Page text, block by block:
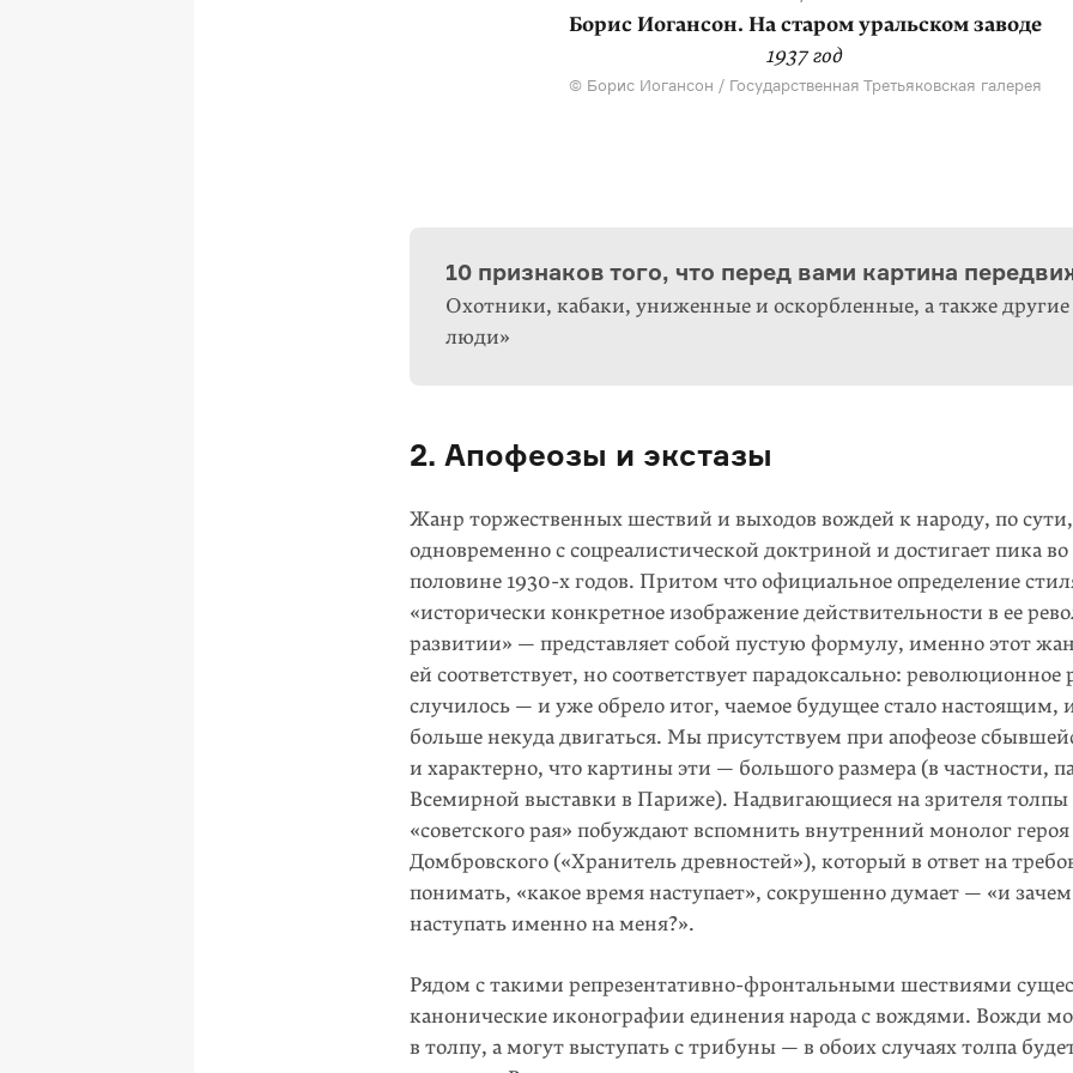
Борис Иогансон. На старом уральском заводе
1937 год
© Борис Иогансон / Государственная Третьяковская галерея
Борис Иогансон. Допрос коммунистов
1933 год
© Борис Иогансон / Государственная Третьяковская галерея
Ефим Чепцов. Среди родных
1945 год
Курская государственная картинная галерея им. А. А. Дейнеки
Федор Решетников. Опять двойка
1952 год
© Федор Решетников / Государственная Третьяковская галерея / РИА
Александр Лактионов. После операции
1965 год
© Александр Лактионов / Курская государственная картинная галерея им. А.
Александр Лактионов. В новую квартиру
1952 год
© Александр Лактионов / Донецкий областной художественный музей /
10 признаков того, что перед вами картина
Охотники, кабаки, униженные и оскорбленные, а также
люди»
2. Апофеозы и экстазы
Жанр торжественных шествий и выходов вождей к народу, по сути,
одновременно с соцреалистической доктриной и достигает пика во
половине 1930-хгодов. Притом что официальное определение
«исторически конкретное изображение действительности в ее
развитии» — представляет собой пустую формулу, именно этот
ей соответствует, но соответствует парадоксально: революционное
случилось — и уже обрело итог, чаемое будущее стало настоящим,
больше некуда двигаться. Мы присутствуем при апофеозе
и характерно, что картины эти — большого размера (в частности,
Всемирной выставки в Париже). Надвигающиеся на зрителя толпы
«советского рая» побуждают вспомнить внутренний монолог
Домбровского («Хранитель древностей»), который в ответ на
понимать, «какое время наступает», сокрушенно думает — «и
наступать именно на меня?».
Рядом с такими репрезентативно-фронтальными шествиями
канонические иконографии единения народа с вождями. Вожди
в толпу, а могут выступать с трибуны — в обоих случаях толпа